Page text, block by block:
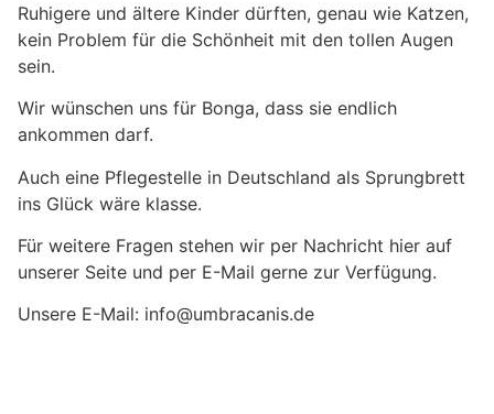
Ruhigere und ältere Kinder dürften, genau wie Katzen,
kein Problem für die Schönheit mit den tollen Augen
sein.
Wir wünschen uns für Bonga, dass sie endlich
ankommen darf.
Auch eine Pflegestelle in Deutschland als Sprungbrett
ins Glück wäre klasse.
Für weitere Fragen stehen wir per Nachricht hier auf
unserer Seite und per E-Mail gerne zur Verfügung.
Unsere E-Mail: info@umbracanis.de